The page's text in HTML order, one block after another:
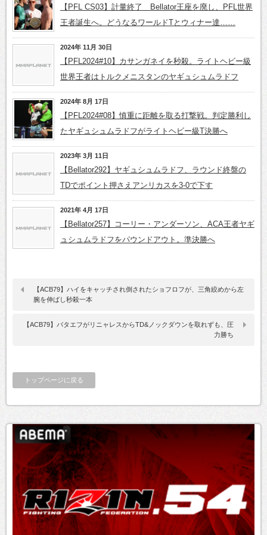
【PFL CS03】計量終了 Bellator王座を廃し、PFL世界
王者誕生へ。どうなるワールドTとウィナー達……
2024年 11月 30日
【PFL2024#10】カサンガネイを秒殺。ライトヘビー級
世界王者はトルクメニスタンのヤギュシュムラドフ
2024年 8月 17日
【PFL2024#08】慎重に距離を取る打撃戦。判定勝利し
たヤギュシュムラドフがライトヘビー級T決勝へ
2023年 3月 11日
【Bellator292】ヤギュシュムラドフ、ラウンド終盤の
TDでポイント押さえアンリカスを3-0で下す
2021年 4月 17日
【Bellator257】コーリー・アンダーソン、ACA王者ヤギ
ュシュムラドフをパウンドアウト。準決勝へ
【ACB79】ハイをキャッチされ倒されたショフロフが、三角絞めから左
腕を伸ばし秒殺一本
【ACB79】バタエフがリニャレスからTD&ノックダウンを取れずも、圧
力勝ち
トップページに戻る